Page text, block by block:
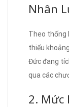
Nhân
Theo thống
thiếu
Đức đang
qua các
2. Mức